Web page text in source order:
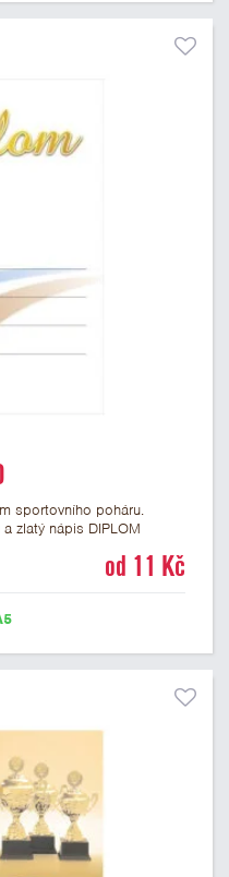
sportovního poháru.
zlatý nápis DIPLOM
pro většinu událostí,
od 11 Kč